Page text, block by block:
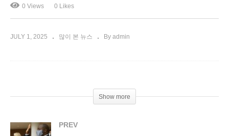
0 Views 0 Likes
JULY 1, 2025 많이 본 뉴스 By admin
Show more
PREV